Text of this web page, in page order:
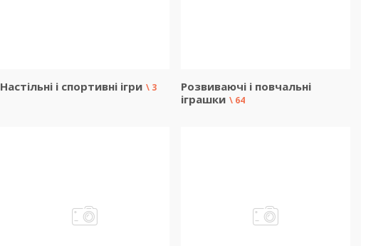
Настільні і спортивні ігри 3
Розвиваючі і повчальні
іграшки
64